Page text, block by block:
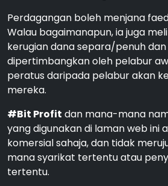
Perdagangan boleh menjana
Walau bagaimanapun, ia juga
kerugian dana separa/penuh
dipertimbangkan oleh pelabur
peratus daripada pelabur akan
mereka.
#Bit Profit dan mana-mana
yang digunakan di laman web ini
komersial sahaja, dan tidak
mana syarikat tertentu atau
tertentu.